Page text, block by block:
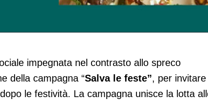
"Salva le feste"
impegnata nel contrasto allo spreco
della campagna “Salva le feste”, per invitare
le festività. La campagna unisce la lotta